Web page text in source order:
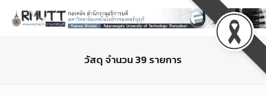
วัสดุ จำนวน 39 รายการ